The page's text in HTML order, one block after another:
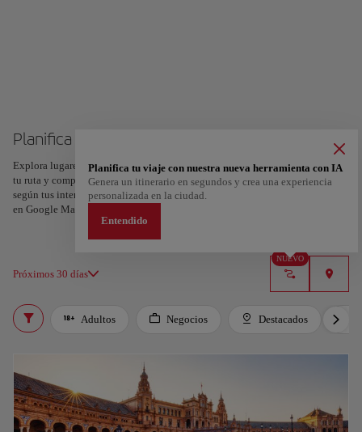
Planifica tu viaje a Sevilla
Explora lugares, experiencias y marca con el corazón tus favoritos para crear
tu ruta y compartirla. ¿Quieres más ideas? Obtén un itinerario personalizado
según tus intereses y la duración de tu viaje: en sólo dos pasos y descargable
en Google Maps.
Próximos 30 días
NUEVO
Planifica tu viaje con nuestra nueva herramienta con IA
Genera un itinerario en segundos y crea una experiencia
personalizada en la ciudad.
Entendido
Adultos Negocios Destacados